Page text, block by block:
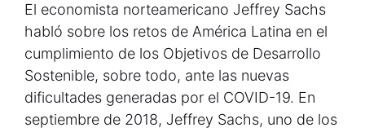
El economista norteamericano Jeffrey Sachs
habló sobre los retos de América Latina en el
cumplimiento de los Objetivos de Desarrollo
Sostenible, sobre todo, ante las nuevas
dificultades generadas por el COVID-19. En
septiembre de 2018, Jeffrey Sachs, uno de los